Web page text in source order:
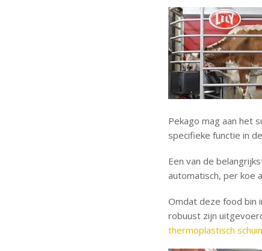
Pekago mag aan het
specifieke functie in
Een van de
automatisch, per koe
Omdat deze food bin
robuust zijn
thermoplastisch